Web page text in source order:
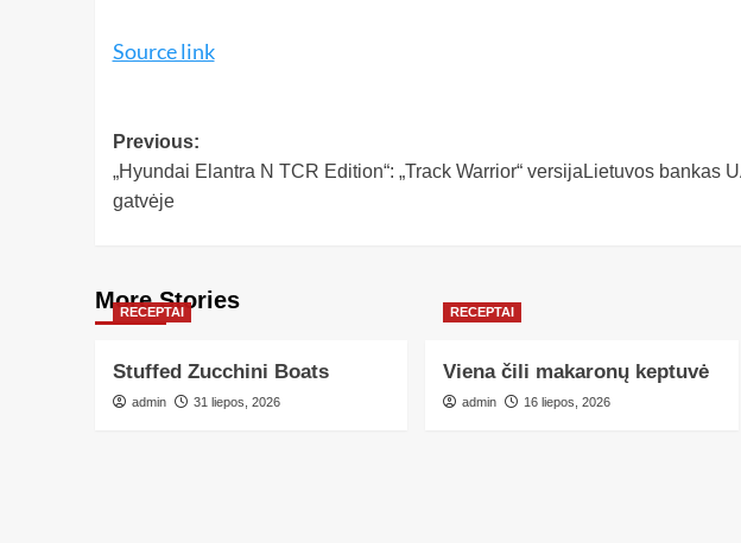
Source link
Previous:
„Hyundai Elantra N TCR Edition“: „Track Warrior“ versija
gatvėje
Lietuvos bankas
More Stories
RECEPTAI
Stuffed Zucchini Boats
admin 31 liepos, 2026
RECEPTAI
Viena čili makaronų keptuvė
admin 16 liepos, 2026